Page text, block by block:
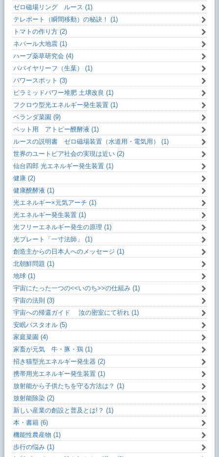
ゼロ磁場リング ルース (1)
テレポート（瞬間移動）の秘訣！ (1)
トマトの作り方 (2)
ネパール大地震 (1)
ハーブ薬草研究会 (4)
パパイヤリーフ（生葉） (1)
パワースポット (3)
ピラミッドパワー堆肥 土壌改良 (1)
フクロウ型光エネルギー発生装置 (1)
ベランダ菜園 (9)
ペット用 アトピー醗酵液 (1)
ルースの説明書 ゼロ磁場装置（水道用・電気用） (1)
世界のユートピア社会の実現は近い (2)
仙台四郎 光エネルギー発生装置 (1)
健康 (2)
健康醗酵液 (1)
光エネルギー×元気アーチ (1)
光エネルギー発生装置 (1)
光フリーエネルギー発生の原理 (1)
光プレート「一寸法師」 (1)
創造主からの日本人へのメッセージ (1)
北朝鮮問題 (1)
地球 (1)
宇宙にたった一つの<<いのち>>の仕組み (1)
宇宙の法則 (3)
宇宙への帰還ガイド 汝の密室にて祈れ (1)
安眠バスタオル (5)
家庭菜園 (4)
家畜が元気 牛・豚・鶏 (1)
招き猫型光エネルギー発生器 (2)
携帯用光エネルギー発生装置 (1)
放射能から子供たちを守る方法は？ (1)
放射能除染 (2)
新しい産業の創設と普及とは!？ (1)
本・書籍 (6)
機能性農産物 (1)
歩行の悩み (1)